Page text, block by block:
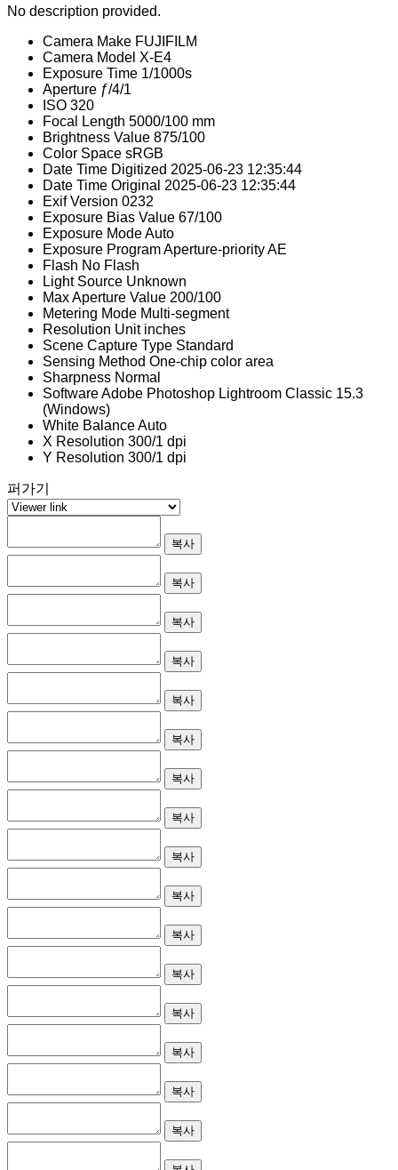
No description provided.
Camera Make FUJIFILM
Camera Model X-E4
Exposure Time 1/1000s
Aperture ƒ/4/1
ISO 320
Focal Length 5000/100 mm
Brightness Value 875/100
Color Space sRGB
Date Time Digitized 2025-06-23 12:35:44
Date Time Original 2025-06-23 12:35:44
Exif Version 0232
Exposure Bias Value 67/100
Exposure ModeAuto
Exposure ProgramAperture-priority AE
Flash No Flash
Light Source Unknown
Max Aperture Value 200/100
Metering Mode Multi-segment
Resolution Unit inches
Scene Capture Type Standard
Sensing Method One-chip color area
Sharpness Normal
SoftwareAdobe Photoshop Lightroom Classic 15.3
(Windows)
White BalanceAuto
X Resolution 300/1 dpi
Y Resolution 300/1 dpi
퍼가기
복사
복사
복사
복사
복사
복사
복사
복사
복사
복사
복사
복사
복사
복사
복사
복사